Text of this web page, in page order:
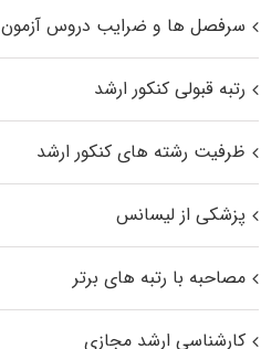
سرفصل ها و ضرایب دروس آزمون
رتبه قبولی کنکور ارشد
ظرفیت رشته های کنکور ارشد
پزشکی از لیسانس
مصاحبه با رتبه های برتر
کارشناسی ارشد مجازی